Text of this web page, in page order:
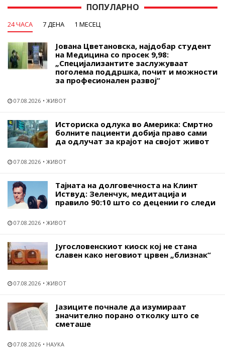
ПОПУЛАРНО
24 ЧАСА 7 ДЕНА 1 МЕСЕЦ
Јована Цветановска, најдобар студент
на Медицина со просек 9,98:
„Специјализантите заслужуваат
поголема поддршка, почит и можности
за професионален развој“
07.08.2026 ЖИВОТ
Историска одлука во Америка: Смртно
болните пациенти добија право сами
да одлучат за крајот на својот живот
07.08.2026 ЖИВОТ
Тајната на долговечноста на Клинт
Иствуд: Зеленчук, медитација и
правило 90:10 што со децении го следи
07.08.2026 ЖИВОТ
Југословенскиот киоск кој не стана
славен како неговиот црвен „близнак“
07.08.2026 ЖИВОТ
Јазиците почнале да изумираат
значително порано отколку што се
сметаше
07.08.2026 НАУКА